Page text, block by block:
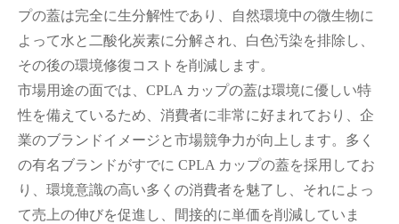
プの蓋は完全に生分解性であり、自然環境中の微生物に
よって水と二酸化炭素に分解され、白色汚染を排除し、
その後の環境修復コストを削減します。
市場用途の面では、CPLA カップの蓋は環境に優しい特
性を備えているため、消費者に非常に好まれており、企
業のブランドイメージと市場競争力が向上します。多く
の有名ブランドがすでに CPLA カップの蓋を採用してお
り、環境意識の高い多くの消費者を魅了し、それによっ
て売上の伸びを促進し、間接的に単価を削減していま